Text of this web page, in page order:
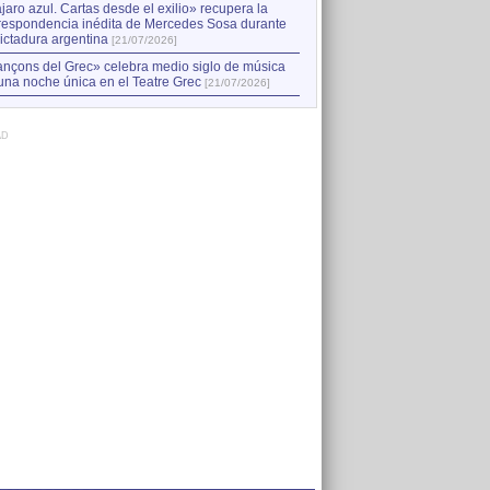
azul. Cartas desde el exilio» recupera la
inédita de Mercedes Sosa durante
argentina [21/07/2026]
del Grec» celebra medio siglo de música
noche única en el Teatre Grec [21/07/2026]